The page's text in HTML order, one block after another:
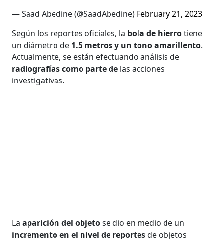
— Saad Abedine (@SaadAbedine) February 21, 2023
Según los reportes oficiales, la bola de hierrotiene
un diámetro de 1.5 metros y un tono amarillento.
Actualmente, se están efectuando análisis de
radiografías como parte de las acciones
investigativas.
Laaparición del objetose dio en medio de un
incremento en el nivel de reportesde objetos